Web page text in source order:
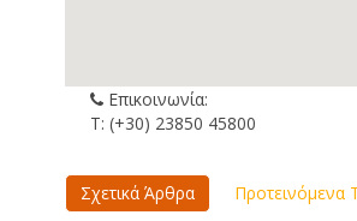
Επικοινωνία:
Τ: (+30) 23850 45800
Σχετικά Άρθρα Προτεινόμενα